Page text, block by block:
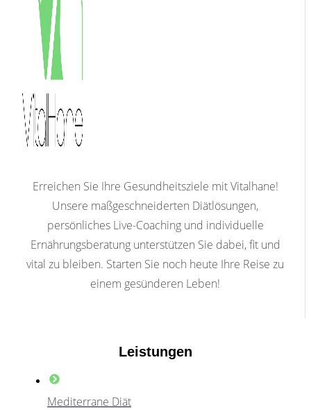
Erreichen Sie Ihre Gesundheitsziele mit Vitalhane!
Unsere maßgeschneiderten Diätlösungen,
persönliches Live-Coaching und individuelle
Ernährungsberatung unterstützen Sie dabei, fit und
vital zu bleiben. Starten Sie noch heute Ihre Reise zu
einem gesünderen Leben!
Leistungen
Mediterrane Diät